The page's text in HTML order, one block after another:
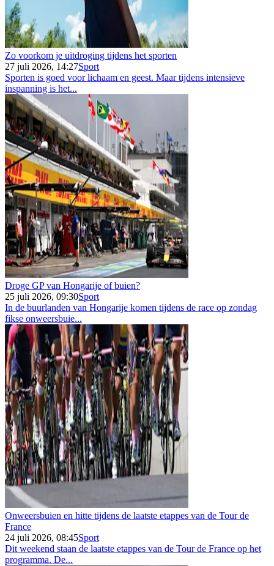
Zo voorkom je uitdroging tijdens het sporten
27 juli 2026, 14:27Sport
Sporten is goed voor lichaam en geest. Maar tijdens intensieve
inspanning is het...
Droge GP van Hongarije of buien?
25 juli 2026, 09:30Sport
In de buurlanden van Hongarije komen tijdens de race op zondag
fikse onweersbuie...
Onweersbuien en hitte tijdens de laatste etappes van de Tour de
France
24 juli 2026, 08:45Sport
Dit weekend staan de laatste etappes van de Tour de France op het
programma. De...